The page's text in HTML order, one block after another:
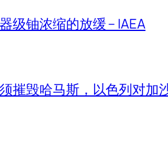
级铀浓缩的放缓 – IAEA
摧毁哈马斯，以色列对加